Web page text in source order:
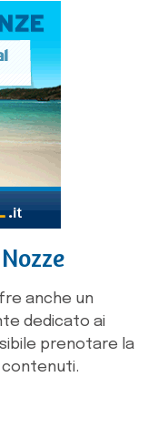
anche un
dedicato ai
prenotare la
contenuti.